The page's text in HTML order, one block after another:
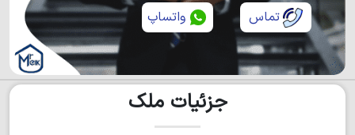
تماس
واتساپ
جزئیات ملک